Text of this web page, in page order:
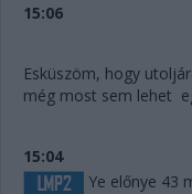
15:06
Esküszöm, hogy
még most sem lehet
15:04
Ye előnye 43